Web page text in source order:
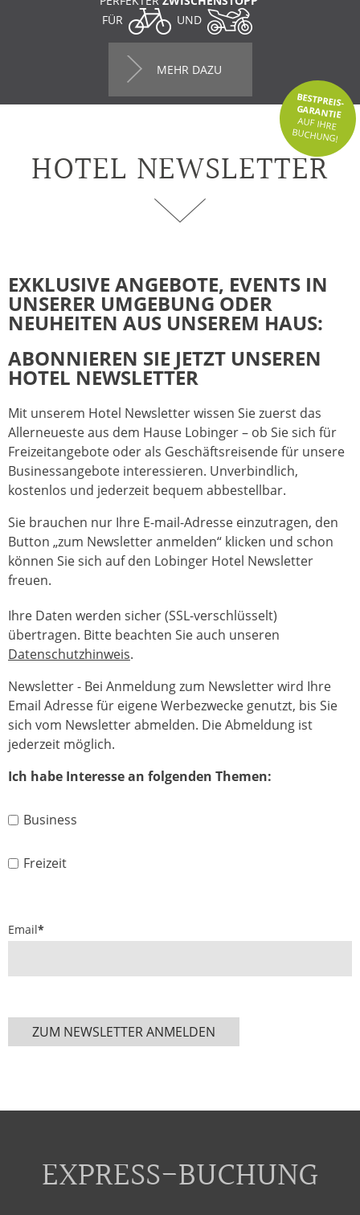
FÜR
UND
MEHR DAZU
BESTPREIS-
GARANTIE
AUF IHRE
BUCHUNG!
HOTEL NEWSLETTER
EXKLUSIVE ANGEBOTE, EVENTS IN
UNSERER UMGEBUNG ODER
NEUHEITEN AUS UNSEREM HAUS:
ABONNIEREN SIE JETZT UNSEREN
HOTEL NEWSLETTER
Mit unserem Hotel Newsletter wissen Sie zuerst das
Allerneueste aus dem Hause Lobinger – ob Sie sich für
Freizeitangebote oder als Geschäftsreisende für unsere
Businessangebote interessieren. Unverbindlich,
kostenlos und jederzeit bequem abbestellbar.
Sie brauchen nur Ihre E-mail-Adresse einzutragen, den
Button „zum Newsletter anmelden“ klicken und schon
können Sie sich auf den Lobinger Hotel Newsletter
freuen.
Ihre Daten werden sicher (SSL-verschlüsselt)
übertragen. Bitte beachten Sie auch unseren
Datenschutzhinweis.
Newsletter - Bei Anmeldung zum Newsletter wird Ihre
Email Adresse für eigene Werbezwecke genutzt, bis Sie
sich vom Newsletter abmelden. Die Abmeldung ist
jederzeit möglich.
Ich habe Interesse an folgenden Themen:
Business
Freizeit
Email*
ZUM NEWSLETTER ANMELDEN
EXPRESS-BUCHUNG